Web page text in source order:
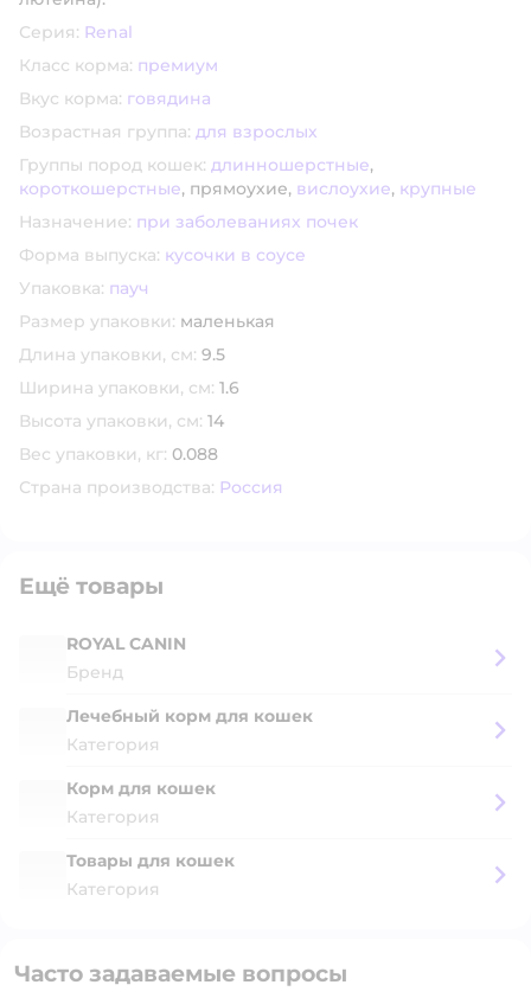
Серия: Renal
Класс корма: премиум
Вкус корма: говядина
Возрастная группа: для взрослых
Группы пород кошек: длинношерстные,
короткошерстные, прямоухие, вислоухие, крупные
Назначение: при заболеваниях почек
Форма выпуска: кусочки в соусе
Упаковка: пауч
Размер упаковки: маленькая
Длина упаковки, см: 9.5
Ширина упаковки, см: 1.6
Высота упаковки, см: 14
Вес упаковки, кг: 0.088
Страна производства: Россия
Ещё товары
ROYAL CANIN
Бренд
Лечебный корм для кошек
Категория
Корм для кошек
Категория
Товары для кошек
Категория
Часто задаваемые вопросы